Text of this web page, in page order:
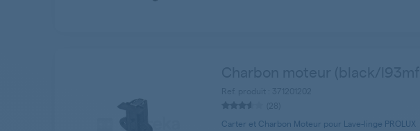
Carter et Charbon Moteur pour Lave-linge PROLUX